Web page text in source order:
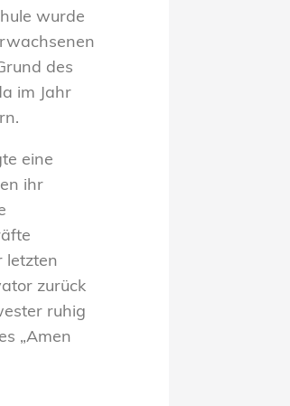
wurde
des
im Jahr
eine
ihr
letzten
zurück
ruhig
„Amen